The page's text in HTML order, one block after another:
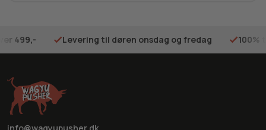
499,- Levering til døren onsdag og fredag 100%